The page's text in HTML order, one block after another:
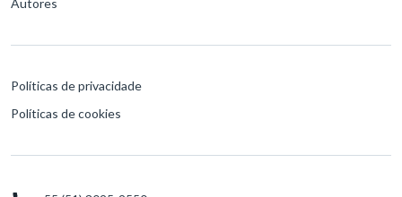
Autores
Políticas de privacidade
Políticas de cookies